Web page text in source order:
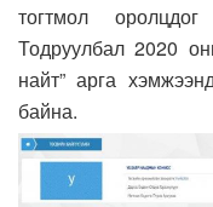
тогтмол
Тодруулбал 2020
найт” арга
байна.